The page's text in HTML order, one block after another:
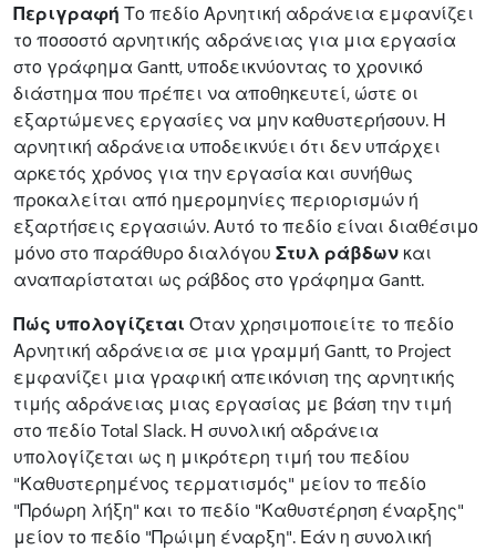
Περιγραφή Το πεδίο Αρνητική αδράνεια εμφανίζει
το ποσοστό αρνητικής αδράνειας για μια εργασία
στο γράφημα Gantt, υποδεικνύοντας το χρονικό
διάστημα που πρέπει να αποθηκευτεί, ώστε οι
εξαρτώμενες εργασίες να μην καθυστερήσουν. Η
αρνητική αδράνεια υποδεικνύει ότι δεν υπάρχει
αρκετός χρόνος για την εργασία και συνήθως
προκαλείται από ημερομηνίες περιορισμών ή
εξαρτήσεις εργασιών. Αυτό το πεδίο είναι διαθέσιμο
μόνο στο παράθυρο διαλόγου Στυλ ράβδων και
αναπαρίσταται ως ράβδος στο γράφημα Gantt.
Πώς υπολογίζεται Όταν χρησιμοποιείτε το πεδίο
Αρνητική αδράνεια σε μια γραμμή Gantt, το Project
εμφανίζει μια γραφική απεικόνιση της αρνητικής
τιμής αδράνειας μιας εργασίας με βάση την τιμή
στο πεδίο Total Slack. Η συνολική αδράνεια
υπολογίζεται ως η μικρότερη τιμή του πεδίου
"Καθυστερημένος τερματισμός" μείον το πεδίο
"Πρόωρη λήξη" και το πεδίο "Καθυστέρηση έναρξης"
μείον το πεδίο "Πρώιμη έναρξη". Εάν η συνολική